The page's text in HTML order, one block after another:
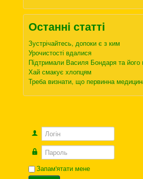
Останні статті
Зустрічайтесь, допоки є з ким
Урочистості вдалися
Підтримали Василя Бондаря та його
Хай смакує хлопцям
Треба визнати, що первинна
Логін
Пароль
Запам'ятати мене